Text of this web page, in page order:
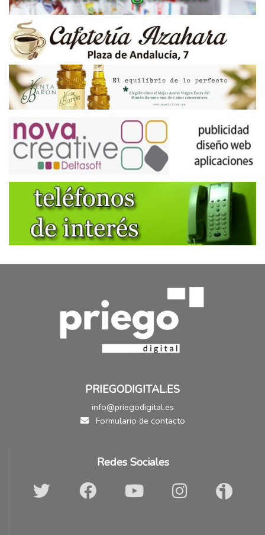
PRIEGODIGITAL.ES
info@priegodigital.es
Formulario de contacto
Redes Sociales